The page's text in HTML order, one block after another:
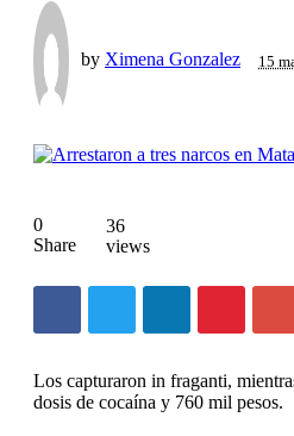
by Ximena Gonzalez 15
0
Share
36
views
Los capturaron in fraganti,
dosis de cocaína y 760 mil pesos.